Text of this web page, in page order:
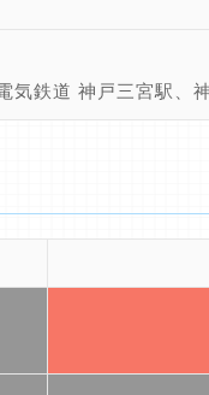
気鉄道 神戸三宮駅、